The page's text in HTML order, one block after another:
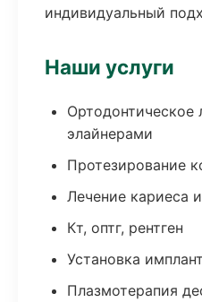
индивидуальный
Наши услуги
Ортодонтическое
элайнерами
Протезирование
Лечение кариеса
Кт, оптг, рентген
Установка
Плазмотерапия